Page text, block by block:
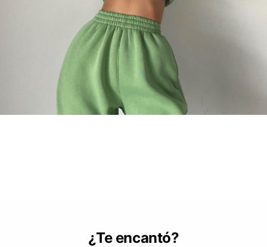
¿Te encantó?